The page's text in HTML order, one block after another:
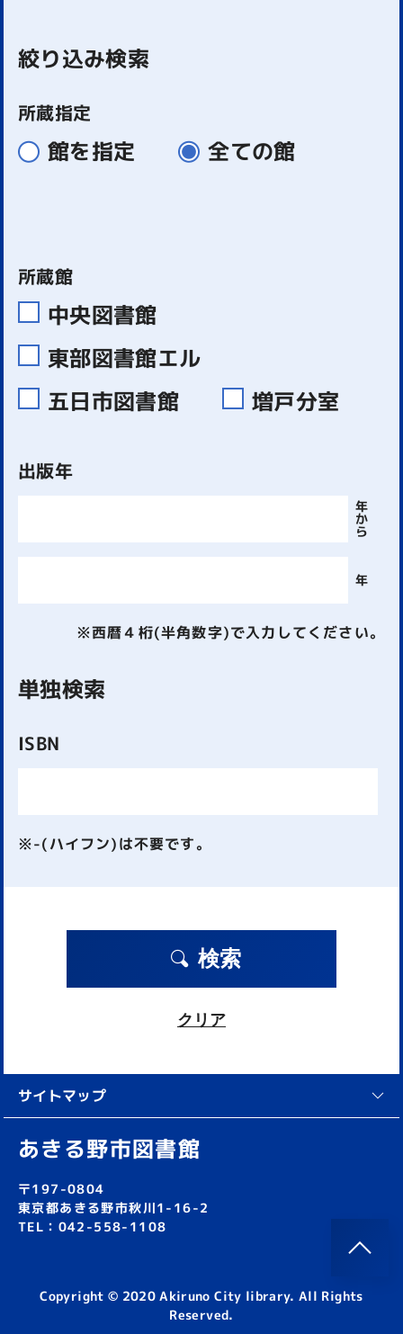
絞り込み検索
所蔵指定
館を指定 全ての館
所蔵館
中央図書館
東部図書館エル
五日市図書館
増戸分室
出版年
年
か
ら
年
※西暦４桁(半角数字)で入力してください。
単独検索
ISBN
※-(ハイフン)は不要です。
検索
クリア
サイトマップ
あきる野市図書館
〒197-0804
東京都あきる野市秋川1-16-2
TEL：042-558-1108
Copyright © 2020 Akiruno City library. All Rights
Reserved.